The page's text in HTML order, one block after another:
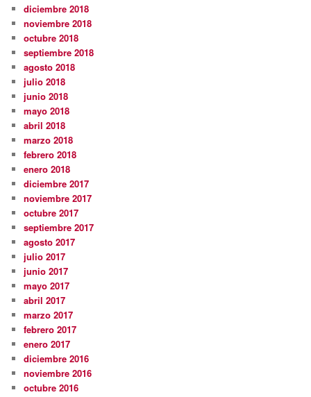
diciembre 2018
noviembre 2018
octubre 2018
septiembre 2018
agosto 2018
julio 2018
junio 2018
mayo 2018
abril 2018
marzo 2018
febrero 2018
enero 2018
diciembre 2017
noviembre 2017
octubre 2017
septiembre 2017
agosto 2017
julio 2017
junio 2017
mayo 2017
abril 2017
marzo 2017
febrero 2017
enero 2017
diciembre 2016
noviembre 2016
octubre 2016